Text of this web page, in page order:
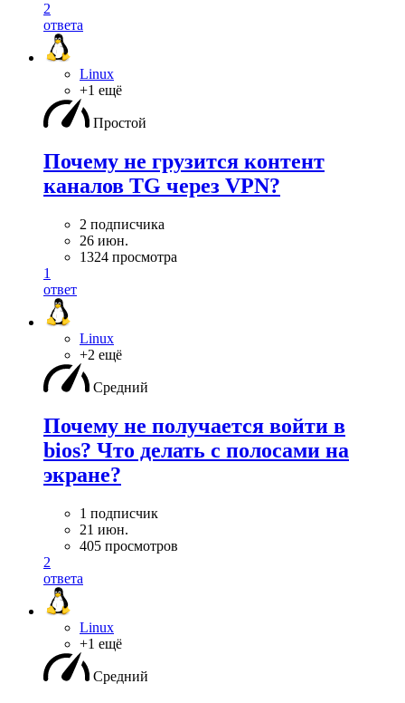
2
ответа
Linux
+1 ещё
Простой
Почему не грузится контент
каналов TG через VPN?
2 подписчика
26 июн.
1324 просмотра
1
ответ
Linux
+2 ещё
Средний
Почему не получается войти в
bios? Что делать с полосами на
экране?
1 подписчик
21 июн.
405 просмотров
2
ответа
Linux
+1 ещё
Средний